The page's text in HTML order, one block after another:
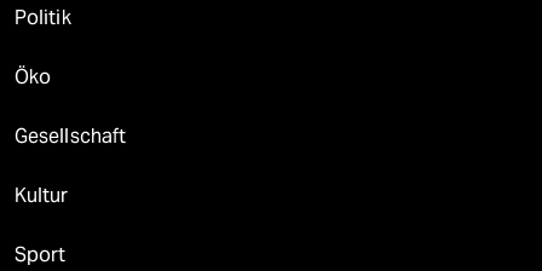
Politik
Öko
Gesellschaft
Kultur
Sport